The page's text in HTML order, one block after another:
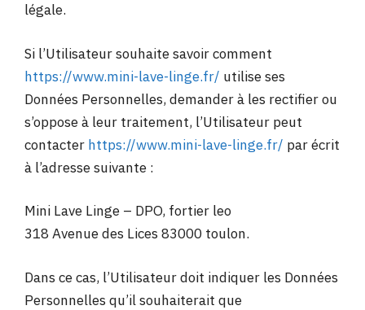
légale.
Si l’Utilisateur souhaite savoir comment
https://www.mini-lave-linge.fr/ utilise ses
Données Personnelles, demander à les rectifier ou
s’oppose à leur traitement, l’Utilisateur peut
contacter https://www.mini-lave-linge.fr/ par écrit
à l’adresse suivante :
Mini Lave Linge – DPO, fortier leo
318 Avenue des Lices 83000 toulon.
Dans ce cas, l’Utilisateur doit indiquer les Données
Personnelles qu’il souhaiterait que